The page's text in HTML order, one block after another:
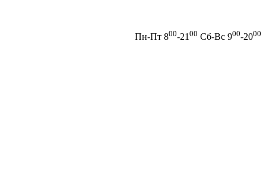
Пн-Пт 800-21 00 Сб-Вс 900-2000